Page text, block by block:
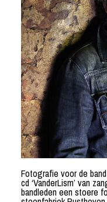
Fotografie voor de
cd ‘VanderLism’ van
bandleden een stoere